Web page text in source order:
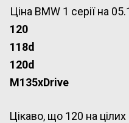
Ціна BMW 1 серії на
120
118d
120d
M135xDrive
Цікаво, що 120 на